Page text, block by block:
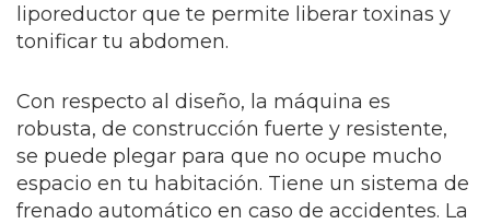
liporeductor que te permite liberar toxinas y
tonificar tu abdomen.
Con respecto al diseño, la máquina es
robusta, de construcción fuerte y resistente,
se puede plegar para que no ocupe mucho
espacio en tu habitación. Tiene un sistema de
frenado automático en caso de accidentes. La